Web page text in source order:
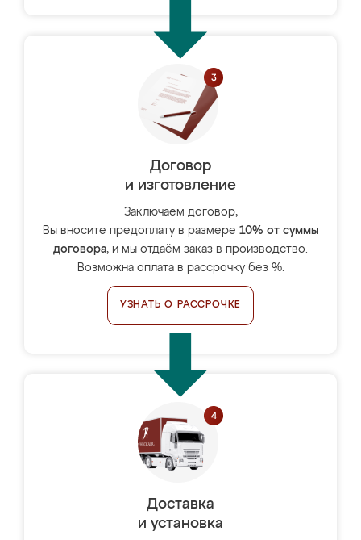
Договор
и изготовление
Заключаем договор,
Вы вносите предоплату в размере 10% от суммы
договора, и мы отдаём заказ в производство.
Возможна оплата в рассрочку без %.
УЗНАТЬ О РАССРОЧКЕ
Доставка
и установка